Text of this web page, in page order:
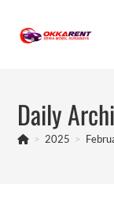
content
Daily
> 2025 >